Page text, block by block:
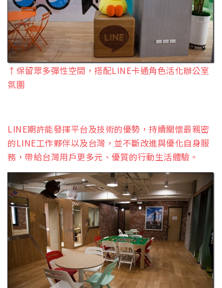
↑保留眾多彈性空間，搭配LINE卡通角色活化辦公室
氛圍
LINE期許能發揮平台及技術的優勢，持續關懷最親密
的LINE工作夥伴以及台灣，並不斷改進與優化自身服
務，帶給台灣用戶更多元、優質的行動生活體驗。